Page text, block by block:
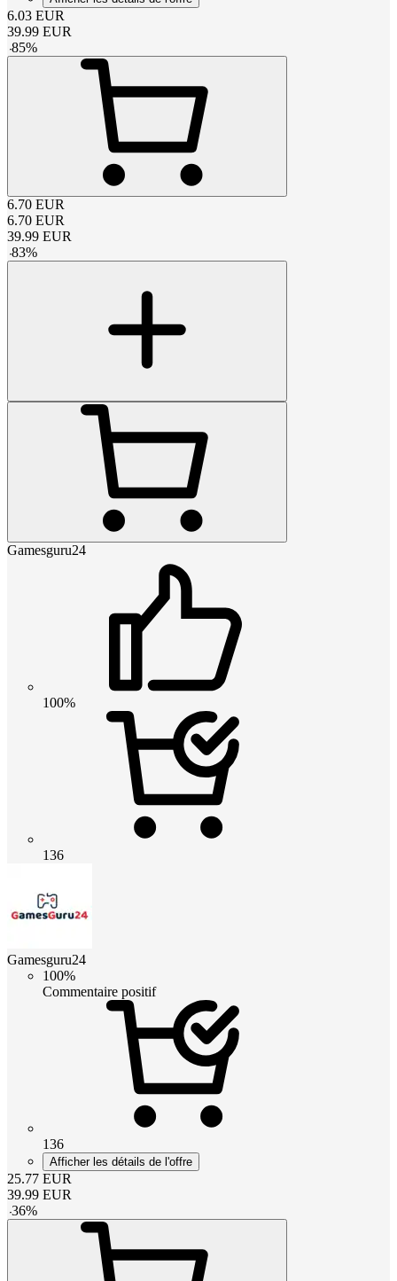
6.03 EUR
39.99 EUR
-85%
6.70 EUR
6.70 EUR
39.99 EUR
-83%
Gamesguru24
100%
136
Gamesguru24
100%
Commentaire positif
136
Afficher les détails de l'offre
25.77 EUR
39.99 EUR
-36%